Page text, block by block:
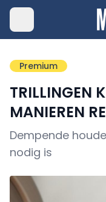
Premium
TRILLINGEN
MANIEREN
Dempende
nodig is